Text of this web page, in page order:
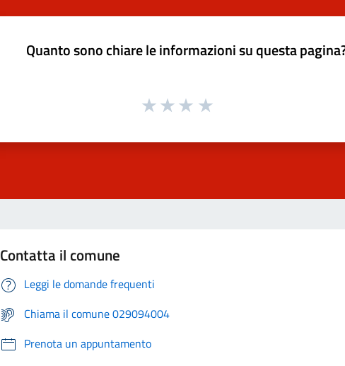
Quanto sono chiare le informazioni su questa
Contatta il comune
Leggi le domande frequenti
Chiama il comune 029094004
Prenota un appuntamento